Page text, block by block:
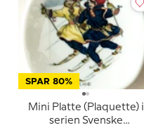
SPAR 80%
Mini Platte (Plaquette) i
serien Svenske